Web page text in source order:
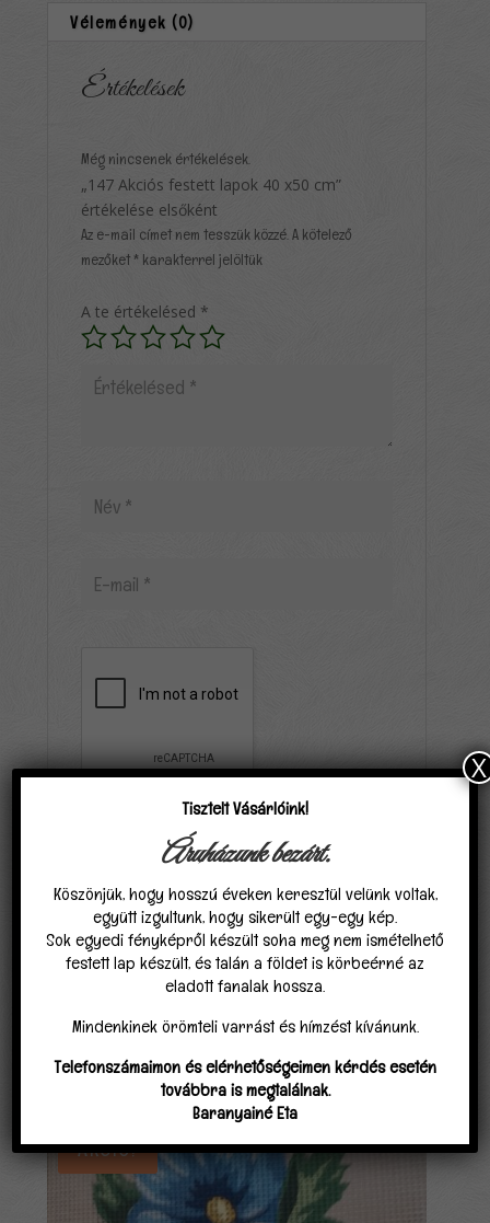
Vélemények (0)
Értékelések
Még nincsenek értékelések.
„147 Akciós festett lapok 40 x50 cm”
értékelése elsőként
Az e-mail címet nem tesszük közzé.A kötelező
mezőket * karakterrel jelöltük
A te értékelésed *
Elfogadom, hogy a carpathiagobelin.hu tárolja
és kezeli adataimat azAdatvédelmi
nyilatkozatban találhatóak szerint.*
Kapcsolódó termékek
Akció!
Tisztelt Vásárlóink!
Áruházunk bezárt.
Köszönjük, hogy hosszú éveken keresztül velünk voltak,
együtt izgultunk, hogy sikerült egy-egy kép.
Sok egyedi fényképről készült soha meg nem ismételhető
festett lap készült, és talán a földet is körbeérné az
eladott fanalak hossza.
Mindenkinek örömteli varrást és hímzést kívánunk.
Telefonszámaimon és elérhetőségeimen kérdés esetén
továbbra is megtalálnak.
Baranyainé Eta
X